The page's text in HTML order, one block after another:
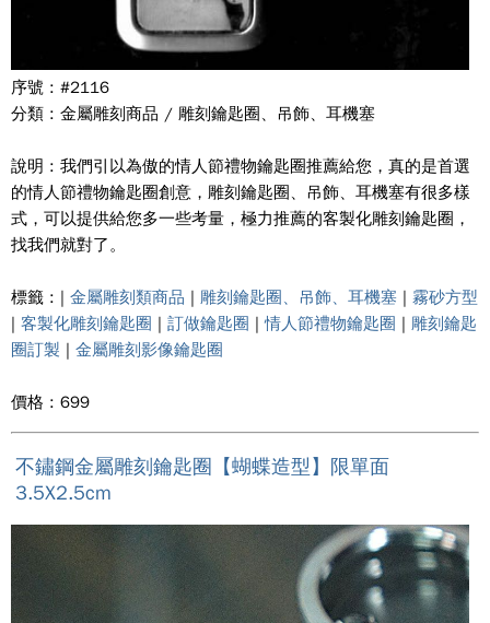
序號 : #2116
分類 : 金屬雕刻商品 / 雕刻鑰匙圈、吊飾、耳機塞
說明 : 我們引以為傲的情人節禮物鑰匙圈推薦給您，真的是首選
的情人節禮物鑰匙圈創意，雕刻鑰匙圈、吊飾、耳機塞有很多樣
式，可以提供給您多一些考量，極力推薦的客製化雕刻鑰匙圈，
找我們就對了。
標籤 : | 金屬雕刻類商品 | 雕刻鑰匙圈、吊飾、耳機塞 | 霧砂方型
| 客製化雕刻鑰匙圈 | 訂做鑰匙圈 |情人節禮物鑰匙圈 | 雕刻鑰匙
圈訂製 | 金屬雕刻影像鑰匙圈
價格 : 699
不鏽鋼金屬雕刻鑰匙圈【蝴蝶造型】限單面
3.5X2.5cm